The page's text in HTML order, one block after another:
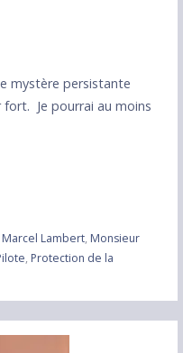
mystère persistante
Je pourrai au moins
Marcel Lambert, Monsieur
, Protection de la